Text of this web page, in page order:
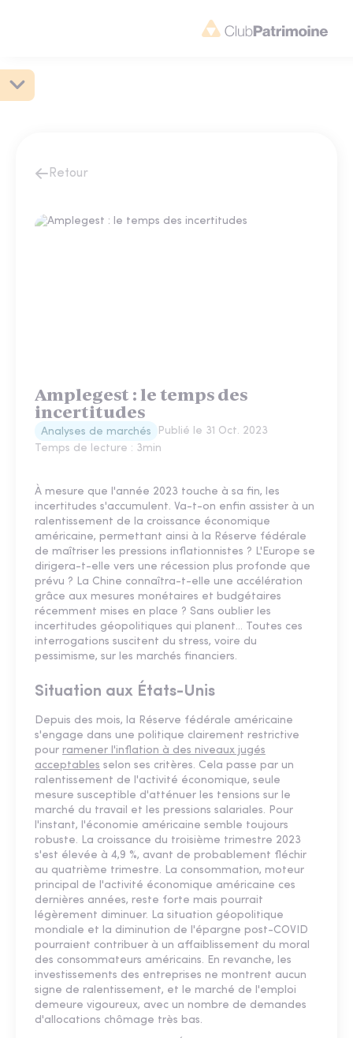
Retour
Amplegest : le temps des
incertitudes
Analyses de marchés Publié le 31 Oct. 2023
Temps de lecture : 3min
À mesure que l'année 2023 touche à sa fin, les
incertitudes s'accumulent. Va-t-on enfin assister à un
ralentissement de la croissance économique
américaine, permettant ainsi à la Réserve fédérale
de maîtriser les pressions inflationnistes ? L'Europe se
dirigera-t-elle vers une récession plus profonde que
prévu ? La Chine connaîtra-t-elle une accélération
grâce aux mesures monétaires et budgétaires
récemment mises en place ? Sans oublier les
incertitudes géopolitiques qui planent... Toutes ces
interrogations suscitent du stress, voire du
pessimisme, sur les marchés financiers.
Situation aux États-Unis
Depuis des mois, la Réserve fédérale américaine
s'engage dans une politique clairement restrictive
pour ramener l'inflation à des niveaux jugés
acceptables selon ses critères. Cela passe par un
ralentissement de l'activité économique, seule
mesure susceptible d'atténuer les tensions sur le
marché du travail et les pressions salariales. Pour
l'instant, l'économie américaine semble toujours
robuste. La croissance du troisième trimestre 2023
s'est élevée à 4,9 %, avant de probablement fléchir
au quatrième trimestre. La consommation, moteur
principal de l'activité économique américaine ces
dernières années, reste forte mais pourrait
légèrement diminuer. La situation géopolitique
mondiale et la diminution de l'épargne post-COVID
pourraient contribuer à un affaiblissement du moral
des consommateurs américains. En revanche, les
investissements des entreprises ne montrent aucun
signe de ralentissement, et le marché de l'emploi
demeure vigoureux, avec un nombre de demandes
d'allocations chômage très bas.